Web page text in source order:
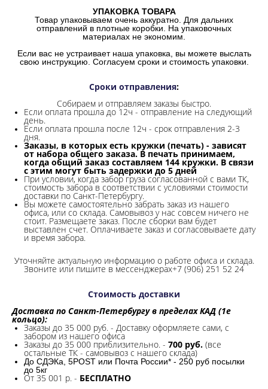
УПАКОВКА ТОВАРА
Товар упаковываем очень аккуратно. Для дальних
отправлений в плотные коробки. На упаковочных
материалах не экономим.
Если вас не устраивает наша упаковка, вы можете выслать
свою инструкцию. Согласуем сроки и стоимость упаковки.
Сроки отправления:
Собираем и отправляем заказы быстро.
Если оплата прошла до 12ч - отправление на следующий
день.
Если оплата прошла после 12ч - срок отправления 2-3
дня.
Заказы, в которых есть кружки (печать) - зависят
от набора общего заказа. В печать принимаем,
когда общий заказ составляем 144 кружки. В связи
с этим могут быть задержки до 5 дней
При условии, когда забор груза согласованной с вами ТК,
стоимость забора в соответствии с условиями стоимости
доставки по Санкт-Петербургу.
Вы можете самостоятельно забрать заказ из нашего
офиса, или со склада. Самовывоз у нас совсем ничего не
стоит. Размещаете заказ. После сборки вам будет
выставлен счет. Оплачиваете заказ и согласовываете дату
и время забора.
Уточняйте актуальную информацию о работе офиса и склада.
Звоните или пишите в мессенджерах+7 (906) 251 52 24
Стоимость доставки
Доставка по Санкт-Петербургу в пределах КАД (1е
кольцо):
Заказы до 35 000 руб. - Доставку оформляете сами, с
забором из нашего офиса
Заказы до 35 000 приблизительно. - 700 руб. (все
остальные ТК - самовывоз с нашего склада)
До СДЭКа, 5POST или Почта России* - 250 руб посылки
до 5кг
От 35 001 р. - БЕСПЛАТНО